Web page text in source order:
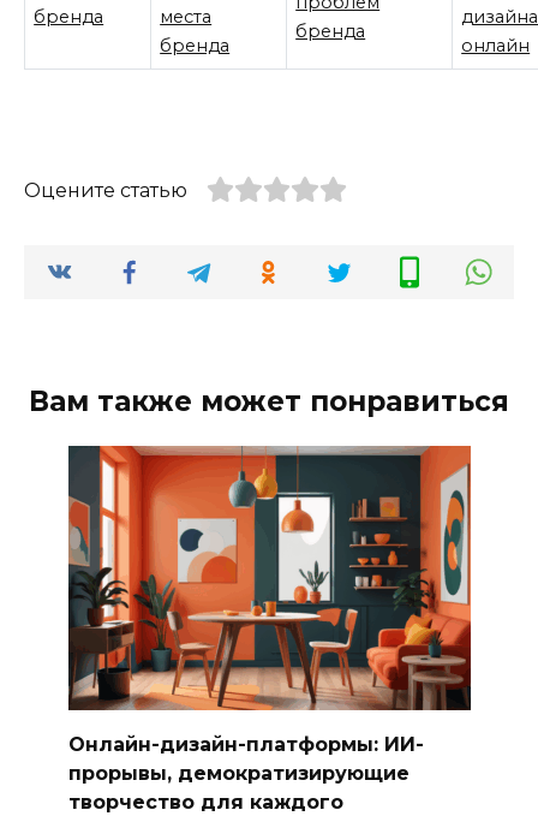
бренда
места
бренда
бренда
дизайна
онлайн
Оцените статью
Вам также может понравиться
Онлайн-дизайн-платформы: ИИ-
прорывы, демократизирующие
творчество для каждого